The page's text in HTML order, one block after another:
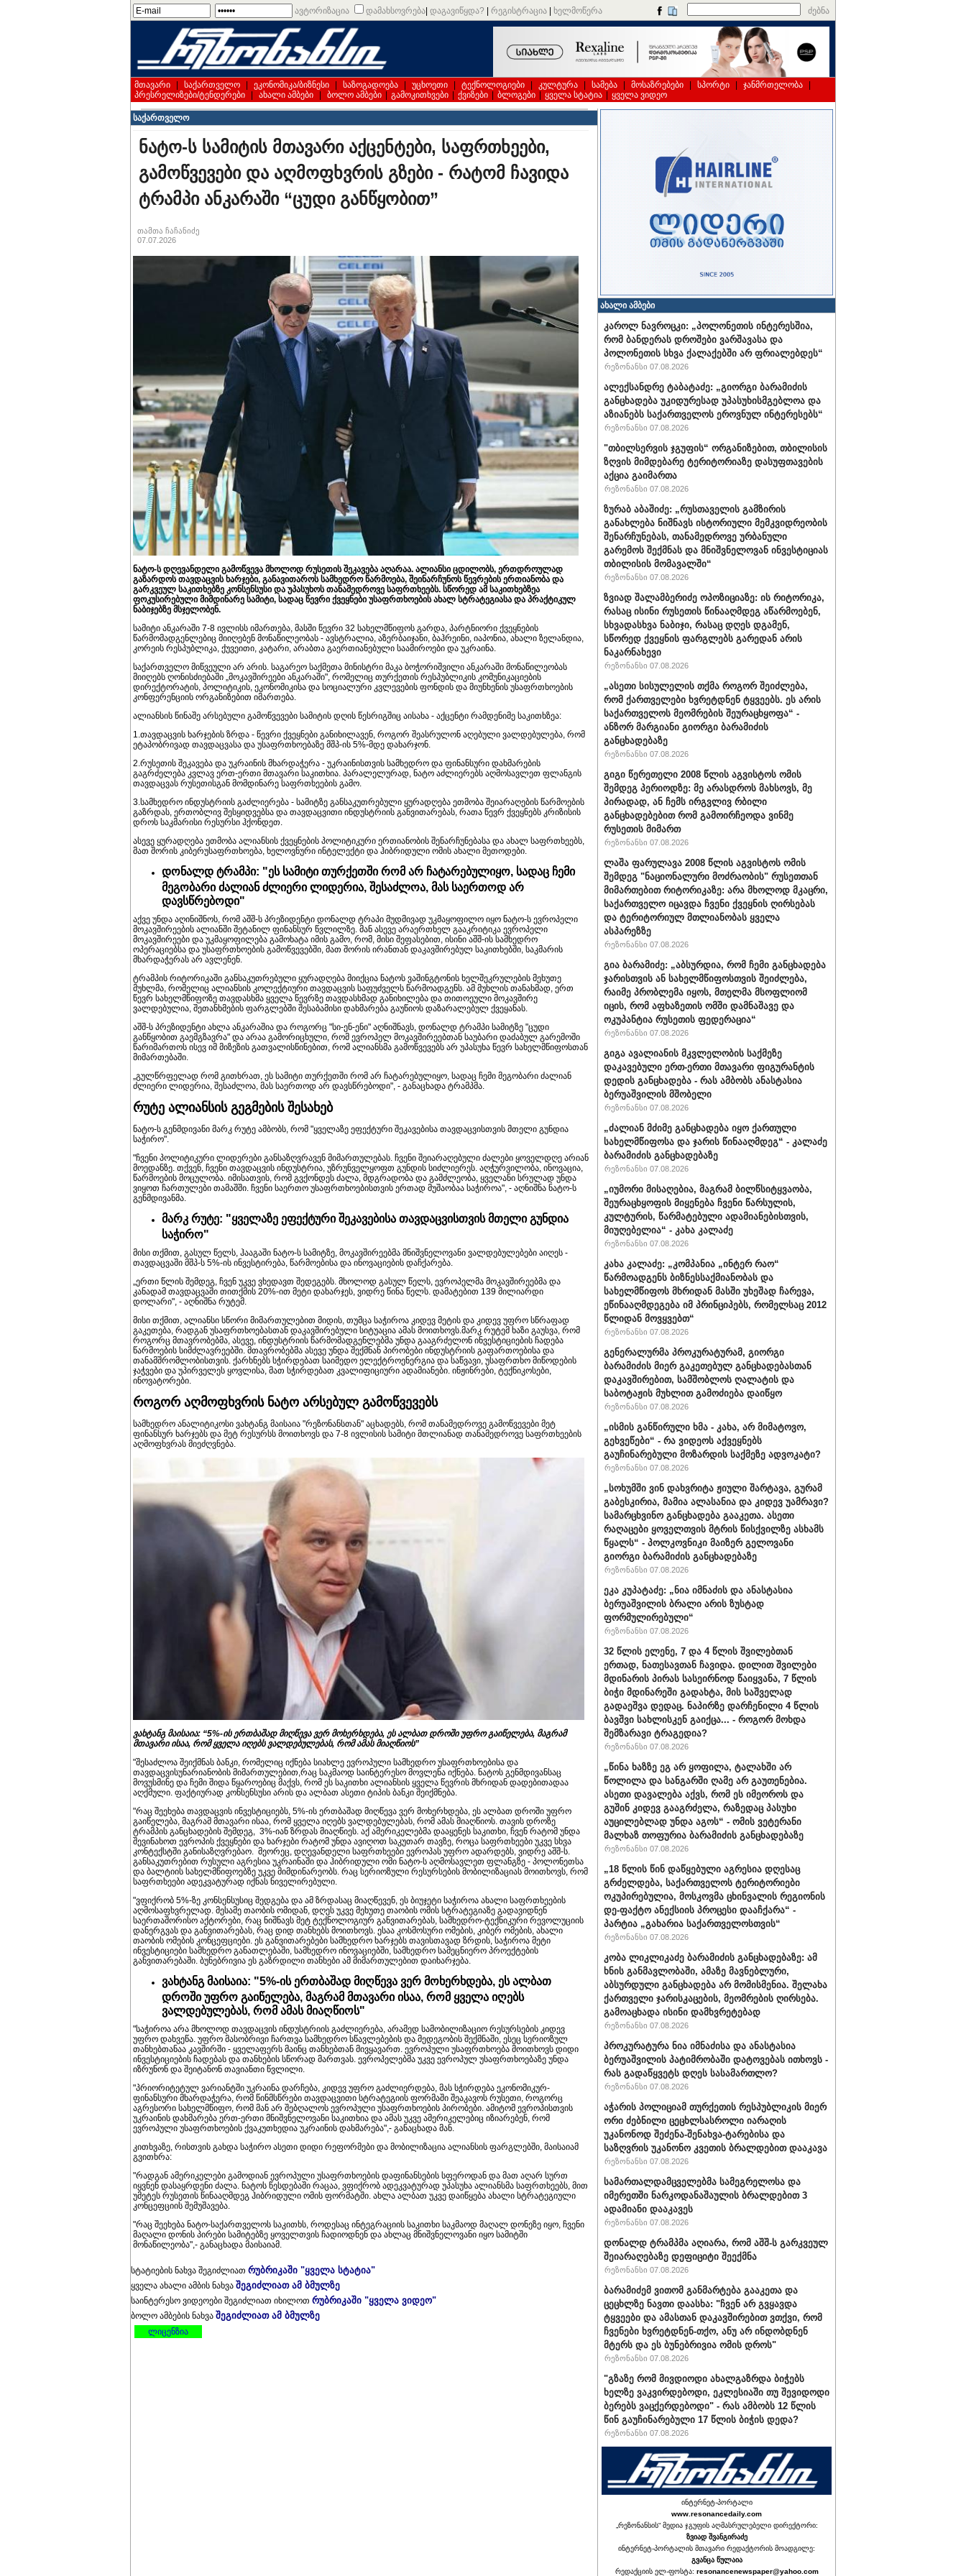
ავტორიზაცია დამახსოვრება დაგავიწყდა? რეგისტრაცია ხელმოწერა ძებნა
მთავარი საქართველო ეკონომიკა/ბიზნესი საზოგადოება უცხოეთი ტექნოლოგიები კულტურა სამება მოსაზრებები სპორტი ჯანმრთელობა
პრესრელიზები/ტენდერები
ახალი ამბები ბოლო ამბები გამოკითხვები ქვიზები ბლოგები ყველა სტატია ყველა ვიდეო
საქართველო
ნატო-ს სამიტის მთავარი აქცენტები, საფრთხეები,
გამოწვევები და აღმოფხვრის გზები - რატომ ჩავიდა
ტრამპი ანკარაში “ცუდი განწყობით”
თამთა ჩაჩანიძე
07.07.2026
ნატო-ს დღევანდელი გამოწვევა მხოლოდ რუსეთის შეკავება აღარაა. ალიანსი ცდილობს, ერთდროულად
გაზარდოს თავდაცვის ხარჯები, განავითაროს სამხედრო წარმოება, შეინარჩუნოს წევრების ერთიანობა და
გარკვეულ საკითხებზე კონსენსუსი და უპასუხოს თანამედროვე საფრთხეებს. სწორედ ამ საკითხებზეა
ფოკუსირებული მიმდინარე სამიტი, სადაც წევრი ქვეყნები უსაფრთხოების ახალ სტრატეგიასა და პრაქტიკულ
ნაბიჯებზე მსჯელობენ.
სამიტი ანკარაში 7-8 ივლისს იმართება, მასში წევრი 32 სახელმწიფოს გარდა, პარტნიორი ქვეყნების
წარმომადგენლებიც მიიღებენ მონაწილეობას - ავსტრალია, აზერბაიჯანი, ბაჰრეინი, იაპონია, ახალი ზელანდია,
კორეის რესპუბლიკა, ქუვეითი, კატარი, არაბთა გაერთიანებული საამიროები და უკრაინა.
საქართველო მიწვეული არ არის. საგარეო საქმეთა მინისტრი მაკა ბოჭორიშვილი ანკარაში მონაწილეობას
მიიღებს ღონისძიებაში „მოკავშირეები ანკარაში", რომელიც თურქეთის რესპუბლიკის კომუნიკაციების
დირექტორატის, პოლიტიკის, ეკონომიკისა და სოციალური კვლევების ფონდის და მიუნხენის უსაფრთხოების
კონფერენციის ორგანიზებით იმართება.
ალიანსის წინაშე არსებული გამოწვევები სამიტის დღის წესრიგშიც აისახა - აქცენტი რამდენიმე საკითხზეა:
1.თავდაცვის ხარჯების ზრდა - წევრი ქვეყნები განიხილავენ, როგორ შეასრულონ აღებული ვალდებულება, რომ
ეტაპობრივად თავდაცვასა და უსაფრთხოებაზე მშპ-ის 5%-მდე დახარჯონ.
2.რუსეთის შეკავება და უკრაინის მხარდაჭერა - უკრაინისთვის სამხედრო და ფინანსური დახმარების
გაგრძელება კვლავ ერთ-ერთი მთავარი საკითხია. პარალელურად, ნატო აძლიერებს აღმოსავლეთ ფლანგის
თავდაცვას რუსეთისგან მომდინარე საფრთხეების გამო.
3.სამხედრო ინდუსტრიის გაძლიერება - სამიტზე განსაკუთრებული ყურადღება ეთმობა შეიარაღების წარმოების
გაზრდას, ერთობლივ შესყიდვებსა და თავდაცვითი ინდუსტრიის განვითარებას, რათა წევრ ქვეყნებს კრიზისის
დროს საკმარისი რესურსი ჰქონდეთ.
ასევე ყურადღება ეთმობა ალიანსის ქვეყნების პოლიტიკური ერთიანობის შენარჩუნებასა და ახალ საფრთხეებს,
მათ შორის კიბერუსაფრთხოება, ხელოვნური ინტელექტი და ჰიბრიდული ომის ახალი მეთოდები.
დონალდ ტრამპი: "ეს სამიტი თურქეთში რომ არ ჩატარებულიყო, სადაც ჩემი
მეგობარი ძალიან ძლიერი ლიდერია, შესაძლოა, მას საერთოდ არ
დავსწრებოდი"
აქვე უნდა აღინიშნოს, რომ აშშ-ს პრეზიდენტი დონალდ ტრაპი მუდმივად უკმაყოფილო იყო ნატო-ს ევროპელი
მოკავშირეების ალიანში შეტანილ ფინანსურ წვლილზე. მან ასევე არაერთხელ გააკრიტიკა ევროპელი
მოკავშირეები და უკმაყოფილება გამოხატა იმის გამო, რომ, მისი შეფასებით, ისინი აშშ-ის სამხედრო
ოპერაციებსა და უსაფრთხოების გამოწვევებში, მათ შორის ირანთან დაკავშირებულ საკითხებში, საკმარის
მხარდაჭერას არ ავლენენ.
ტრამპის რიტორიკაში განსაკუთრებული ყურადღება მიიქცია ნატოს ვაშინგტონის ხელშეკრულების მეხუთე
მუხლმა, რომელიც ალიანსის კოლექტიური თავდაცვის საფუძველს წარმოადგენს. ამ მუხლის თანახმად, ერთ
წევრ სახელმწიფოზე თავდასხმა ყველა წევრზე თავდასხმად განიხილება და თითოეული მოკავშირე
ვალდებულია, შეთანხმების ფარგლებში შესაბამისი დახმარება გაუწიოს დაზარალებულ ქვეყანას.
აშშ-ს პრეზიდენტი ახლა ანკარაშია და როგორც "სი-ენ-ენი" აღნიშნავს, დონალდ ტრამპი სამიტზე "ცუდი
განწყობით გაემგზავრა" და არაა გამორიცხული, რომ ევროპელ მოკავშირეებთან საუბარი დაძაბულ გარემოში
წარიმართოს ისევ იმ მიზეზის გათვალისწინებით, რომ ალიანსმა გამოწვევებს არ უპასუხა წევრ სახელმწიფოსთან
მიმართებაში.
„გულწრფელად რომ გითხრათ, ეს სამიტი თურქეთში რომ არ ჩატარებულიყო, სადაც ჩემი მეგობარი ძალიან
ძლიერი ლიდერია, შესაძლოა, მას საერთოდ არ დავსწრებოდი", - განაცხადა ტრამპმა.
რუტე ალიანსის გეგმების შესახებ
ნატო-ს გენმდივანი მარკ რუტე ამბობს, რომ "ყველაზე ეფექტური შეკავებისა თავდაცვისთვის მთელი გუნდია
საჭირო".
"ჩვენი პოლიტიკური ლიდერები განსაზღვრავენ მიმართულებას. ჩვენი შეიარაღებული ძალები ყოველდღე არიან
მოედანზე. თქვენ, ჩვენი თავდაცვის ინდუსტრია, უზრუნველყოფთ გუნდის სიძლიერეს. აღჭურვილობა, ინოვაცია,
წარმოების მოცულობა. იმისათვის, რომ გვქონდეს ძალა, მდგრადობა და გამძლეობა, ყველანი სრულად უნდა
ვიყოთ ჩართულები თამაშში. ჩვენი საერთო უსაფრთხოებისთვის ერთად მუშაობაა საჭიროა", - აღნიშნა ნატო-ს
გენმდივანმა.
მარკ რუტე: "ყველაზე ეფექტური შეკავებისა თავდაცვისთვის მთელი გუნდია
საჭირო"
მისი თქმით, გასულ წელს, ჰააგაში ნატო-ს სამიტზე, მოკავშირეებმა მნიშვნელოვანი ვალდებულებები აიღეს -
თავდაცვაში მშპ-ს 5%-ის ინვესტირება, წარმოებისა და ინოვაციების დაჩქარება.
„ერთი წლის შემდეგ, ჩვენ უკვე ვხედავთ შედეგებს. მხოლოდ გასულ წელს, ევროპელმა მოკავშირეებმა და
კანადამ თავდაცვაში თითქმის 20%-ით მეტი დახარჯეს, ვიდრე წინა წელს. დამატებით 139 მილიარდი
დოლარი", - აღნიშნა რუტემ.
მისი თქმით, ალიანსი სწორი მიმართულებით მიდის, თუმცა საჭიროა კიდევ მეტის და კიდევ უფრო სწრაფად
გაკეთება, რადგან უსაფრთხოებასთან დაკავშირებული სიტუაცია ამას მოითხოვს.მარკ რუტემ ხაზი გაუსვა, რომ
როგორც მთავრობებმა, ასევე, ინდუსტრიის წარმომადგენლებმა უნდა გააგრძელონ ინვესტიციების ჩადება
წარმოების სიმძლავრეებში. მთავრობებმა ასევე უნდა შექმნან პირობები ინდუსტრიის გაფართოებისა და
თანამშრომლობისთვის. ქარხნებს სჭირდებათ საიმედო ელექტროენერგია და საწვავი, უსაფრთხო მიწოდების
ჯაჭვები და უპირველეს ყოვლისა, მათ სჭირდებათ კვალიფიციური ადამიანები. ინჟინრები, ტექნიკოსები,
ინოვატორები.
როგორ აღმოფხვრის ნატო არსებულ გამოწვევებს
სამხედრო ანალიტიკოსი ვახტანგ მაისაია "რეზონანსთან" აცხადებს, რომ თანამედროვე გამოწვევები მეტ
ფინანსურ ხარჯებს და მეტ რესურსს მოითხოვს და 7-8 ივლისის სამიტი მთლიანად თანამედროვე საფრთხეების
აღმოფხვრას მიეძღვნება.
ვახტანგ მაისაია: “5%-ის ერთბაშად მიღწევა ვერ მოხერხდება, ეს ალბათ დროში უფრო გაიწელება, მაგრამ
მთავარი ისაა, რომ ყველა იღებს ვალდებულებას, რომ ამას მიაღწიოს”
"შესაძლოა შეიქმნას ბანკი, რომელიც იქნება სიახლე ევროპული სამხედრო უსაფრთხოებისა და
თავდაცვისუნარიანობის მიმართულებით,რაც საკმაოდ საინტერესო მოვლენა იქნება. ნატოს გენმდივანსაც
მოვუსმინე და ჩემი შიდა წყაროებიც მაქვს, რომ ეს საკითხი ალიანსის ყველა წევრის მხრიდან დადებითადაა
აღქმული. ფაქტიურად კონსენსუსი არის და ალბათ ასეთი ტიპის ბანკი შეიქმნება.
"რაც შეეხება თავდაცვის ინვესტიციებს, 5%-ის ერთბაშად მიღწევა ვერ მოხერხდება, ეს ალბათ დროში უფრო
გაიწელება, მაგრამ მთავარი ისაა, რომ ყველა იღებს ვალდებულებას, რომ ამას მიაღწიოს. თავის დროზე
ტრამპის განცხადების შემდეგ, 3%-იან ზრდას მიაღწიეს. აქ ამერიკელებმა დააყენეს საკითხი, ჩვენ რატომ უნდა
შევინახოთ ევროპის ქვეყნები და ხარჯები რატომ უნდა ავიღოთ საკუთარ თავზე, როცა საფრთხეები უკვე სხვა
კონტექსტში განისაზღვრებაო. მეორეც, დღევანდელი საფრთხეები ევროპას უფრო ადარდებს, ვიდრე აშშ-ს.
განსაკუთრებით რუსული აგრესია უკრაინაში და ჰიბრიდული ომი ნატო-ს აღმოსავლეთ ფლანგზე - პოლონეთსა
და ბალტიის სახელმწიფოებზე უკვე მიმდინარეობს. რაც სერიოზული რესურსების მობილიზაციას მოითხოვს, რომ
საფრთხეები ადეკვატურად იქნას ნიველირებული.
"ვფიქრობ 5%-ზე კონსენსუსიც შედგება და ამ ზრდასაც მიაღწევენ, ეს ბიუჯეტი საჭიროა ახალი საფრთხეების
აღმოსაფხვრელად. მესამე თაობის ომიდან, დღეს უკვე მეხუთე თაობის ომის სტრატეგიაზე გადავიდნენ
საერთაშორისო აქტორები, რაც ნიშნავს მეტ ტექნოლოგიურ განვითარებას, სამხედრო-ტექნიკური რევოლუციის
დანერგვას და განვითარებას, რაც დიდ თანხებს მოითხოვს. ესაა კოსმოსური ომების, კიბერ ომების, ახალი
თაობის ომების კონცეფციები. ეს განვითარებები სამხედრო ხარჯებს თავისთავად ზრდის, საჭიროა მეტი
ინვესტიციები სამხედრო განათლებაში, სამხედრო ინოვაციებში, სამხედრო სამეცნიერო პროექტების
განვითარებაში. ბუნებრივია ეს გაზრდილი თანხები ამ მიმართულებით დაიხარჯება.
ვახტანგ მაისაია: "5%-ის ერთბაშად მიღწევა ვერ მოხერხდება, ეს ალბათ
დროში უფრო გაიწელება, მაგრამ მთავარი ისაა, რომ ყველა იღებს
ვალდებულებას, რომ ამას მიაღწიოს"
"საჭიროა არა მხოლოდ თავდაცვის ინდუსტრიის გაძლიერება, არამედ სამობილიზაციო რესურსების კიდევ
უფრო დახვეწა. უფრო მასობრივი ჩართვა სამხედრო სწავლებების და მედეგობის შექმნაში, ესეც სერიოზულ
თანხებთანაა კავშირში - ყველაფერს მაინც თანხებთან მივყავართ. ევროპული უსაფრთხოება მოითხოვს დიდი
ინვესტიციების ჩადებას და თანხების სწორად მართვას. ევროპელებმა უკვე ევროპულ უსაფრთხოებაზე უნდა
იზრუნონ და შეიტანონ თავიანთი წვლილი.
"პრიორიტეტულ ვარიანტში უკრაინა დარჩება, კიდევ უფრო გაძლიერდება, მას სჭირდება ეკონომიკურ-
ფინანსური მხარდაჭერა, რომ წინმსწრები თავდაცვითი სტრატეგიის ფორმაში შეაკავოს რუსეთი, როგორც
აგრესორი სახელმწიფო, რომ მან არ შებღალოს ევროპული უსაფრთხოების პირობები. ამიტომ ევროპისთვის
უკრაინის დახმარება ერთ-ერთი მნიშვნელოვანი საკითხია და ამას უკვე ამერიკელებიც იზიარებენ, რომ
ევროპული უსაფრთხოების ქვაკუთხედია უკრაინის დახმარება",- განაცხადა მან.
კითხვაზე, რისთვის გახდა საჭირო ასეთი დიდი რეფორმები და მობილიზაცია ალიანსის ფარგლებში, მაისაიამ
გვითხრა:
"რადგან ამერიკელები გამოდიან ევროპული უსაფრთხოების დაფინანსების სფეროდან და მათ აღარ სურთ
იყვნენ დასაყრდენი ძალა. ნატოს წესდებაში რაცაა, ვფიქრობ ადეკვატურად უპასუხა ალიანსმა საფრთხეებს, მით
უმეტეს რუსეთის წინააღმდეგ ჰიბრიდული ომის ფორმატში. ახლა ალბათ უკვე დაიწყება ახალი სტრატეგიული
კონცეფციის შემუშავება.
"რაც შეეხება ნატო-საქართველოს საკითხს, როდესაც ინტეგრაციის საკითხი საკმაოდ მაღალ დონეზე იყო, ჩვენი
მაღალი დონის პირები სამიტებზე ყოველთვის ჩადიოდნენ და ახლაც მნიშვნელოვანი იყო სამიტში
მონაწილეობა",- განაცხადა მაისაიამ.
სტატიების ნახვა შეგიძლიათ რუბრიკაში "ყველა სტატია"
ყველა ახალი ამბის ნახვა შეგიძლიათ ამ ბმულზე
საინტერესო ვიდეოები შეგიძლიათ იხილოთ რუბრიკაში "ყველა ვიდეო"
ბოლო ამბების ნახვა შეგიძლიათ ამ ბმულზე
ლიცენზია
ახალი ამბები
კაროლ ნავროცკი: „პოლონეთის ინტერესშია,
რომ ბანდერას დროშები ვარშავასა და
პოლონეთის სხვა ქალაქებში არ ფრიალებდეს“
რეზონანსი 07.08.2026
ალექსანდრე ტაბატაძე: „გიორგი ბარამიძის
განცხადება უკიდურესად უპასუხისმგებლოა და
აზიანებს საქართველოს ეროვნულ ინტერესებს“
რეზონანსი 07.08.2026
"თბილსერვის ჯგუფის“ ორგანიზებით, თბილისის
ზღვის მიმდებარე ტერიტორიაზე დასუფთავების
აქცია გაიმართა
რეზონანსი 07.08.2026
ზურაბ აბაშიძე: „რუსთაველის გამზირის
განახლება ნიშნავს ისტორიული მემკვიდრეობის
შენარჩუნებას, თანამედროვე ურბანული
გარემოს შექმნას და მნიშვნელოვან ინვესტიციას
თბილისის მომავალში“
რეზონანსი 07.08.2026
ზვიად შალამბერიძე ოპოზიციაზე: ის რიტორიკა,
რასაც ისინი რუსეთის წინააღმდეგ აწარმოებენ,
სხვადასხვა ნაბიჯი, რასაც დღეს დგამენ,
სწორედ ქვეყნის ფარგლებს გარედან არის
ნაკარნახევი
რეზონანსი 07.08.2026
„ასეთი სისულელის თქმა როგორ შეიძლება,
რომ ქართველები ხვრეტდნენ ტყვეებს. ეს არის
საქართველოს მეომრების შეურაცხყოფა“ -
ანზორ მარგიანი გიორგი ბარამიძის
განცხადებაზე
რეზონანსი 07.08.2026
გიგი წერეთელი 2008 წლის აგვისტოს ომის
შემდეგ პერიოდზე: მე არასდროს მახსოვს, მე
პირადად, ან ჩემს ირგვლივ რბილი
განცხადებებით რომ გამოირჩეოდა ვინმე
რუსეთის მიმართ
რეზონანსი 07.08.2026
ლაშა ფარულავა 2008 წლის აგვისტოს ომის
შემდეგ "ნაციონალური მოძრაობის" რუსეთთან
მიმართებით რიტორიკაზე: არა მხოლოდ მკაცრი,
საქართველო იცავდა ჩვენი ქვეყნის ღირსებას
და ტერიტორიულ მთლიანობას ყველა
ასპარეზზე
რეზონანსი 07.08.2026
გია ბარამიძე: „აბსურდია, რომ ჩემი განცხადება
ჯარისთვის ან სახელმწიფოსთვის შეიძლება,
რაიმე პრობლემა იყოს, მთელმა მსოფლიომ
იცის, რომ აფხაზეთის ომში დამნაშავე და
ოკუპანტია რუსეთის ფედერაცია“
რეზონანსი 07.08.2026
გიგა ავალიანის მკვლელობის საქმეზე
დაკავებული ერთ-ერთი მთავარი ფიგურანტის
დედის განცხადება - რას ამბობს ანასტასია
ბერუაშვილის მშობელი
რეზონანსი 07.08.2026
„ძალიან მძიმე განცხადება იყო ქართული
სახელმწიფოსა და ჯარის წინააღმდეგ“ - კალაძე
ბარამიძის განცხადებაზე
რეზონანსი 07.08.2026
„იუმორი მისაღებია, მაგრამ ბილწსიტყვაობა,
შეურაცხყოფის მიყენება ჩვენი წარსულის,
კულტურის, წარმატებული ადამიანებისთვის,
მიუღებელია“ - კახა კალაძე
რეზონანსი 07.08.2026
კახა კალაძე: „კომპანია „ინტერ რაო“
წარმოადგენს ბიზნესსაქმიანობას და
სახელმწიფოს მხრიდან მასში უხეშად ჩარევა,
ეწინააღმდეგება იმ პრინციპებს, რომელსაც 2012
წლიდან მოვყვებთ“
რეზონანსი 07.08.2026
გენერალურმა პროკურატურამ, გიორგი
ბარამიძის მიერ გაკეთებულ განცხადებასთან
დაკავშირებით, სამშობლოს ღალატის და
საბოტაჟის მუხლით გამოძიება დაიწყო
რეზონანსი 07.08.2026
„ისმის განწირული ხმა - კახა, არ მიმატოვო,
გეხვეწები“ - რა ვიდეოს აქვეყნებს
გაუჩინარებული მოზარდის საქმეზე ადვოკატი?
რეზონანსი 07.08.2026
„სოხუმში ვინ დახვრიტა ჟიული შარტავა, გურამ
გაბესკირია, მამია ალასანია და კიდევ უამრავი?
სამარცხვინო განცხადება გააკეთა. ასეთი
რაღაცები ყოველთვის მტრის წისქვილზე ასხამს
წყალს“ - პოლკოვნიკი მაიზერ გელოვანი
გიორგი ბარამიძის განცხადებაზე
რეზონანსი 07.08.2026
ეკა კუპატაძე: „ნია იმნაძის და ანასტასია
ბერუაშვილის ბრალი არის ზუსტად
ფორმულირებული“
რეზონანსი 07.08.2026
32 წლის ელენე, 7 და 4 წლის შვილებთან
ერთად, ნათესავთან ჩავიდა. დილით შვილები
მდინარის პირას სასეირნოდ წაიყვანა, 7 წლის
ბიჭი მდინარეში გადახტა, მის საშველად
გადაეშვა დედაც. ნაპირზე დარჩენილი 4 წლის
ბავშვი სახლისკენ გაიქცა... - როგორ მოხდა
შემზარავი ტრაგედია?
რეზონანსი 07.08.2026
„წინა ხაზზე ეგ არ ყოფილა, ტალახში არ
წოლილა და სანგარში ღამე არ გაუთენებია.
ასეთი დავალება აქვს, რომ ეს იმეოროს და
გუშინ კიდევ გააგრძელა, რაზედაც პასუხი
აუცილებლად უნდა აგოს“ - ომის ვეტერანი
მალხაზ თოფურია ბარამიძის განცხადებაზე
რეზონანსი 07.08.2026
„18 წლის წინ დაწყებული აგრესია დღესაც
გრძელდება, საქართველოს ტერიტორიები
ოკუპირებულია, მოსკოვმა ცხინვალის რეგიონის
დე-ფაქტო ანექსიის პროცესი დააჩქარა“ -
პარტია „გახარია საქართველოსთვის“
რეზონანსი 07.08.2026
კობა ლიკლიკაძე ბარამიძის განცხადებაზე: ამ
ხნის განმავლობაში, ამაზე მავნებლური,
აბსურდული განცხადება არ მომისმენია. შელახა
ქართველი ჯარისკაცების, მეომრების ღირსება.
გამოაცხადა ისინი დამხვრეტებად
რეზონანსი 07.08.2026
პროკურატურა ნია იმნაძისა და ანასტასია
ბერუაშვილის პატიმრობაში დატოვებას ითხოვს -
რას გადაწყვეტს დღეს სასამართლო?
რეზონანსი 07.08.2026
აჭარის პოლიციამ თურქეთის რესპუბლიკის მიერ
ორი ძებნილი ცეცხლსასროლი იარაღის
უკანონოდ შეძენა-შენახვა-ტარებისა და
საზღვრის უკანონო კვეთის ბრალდებით დააკავა
რეზონანსი 07.08.2026
სამართალდამცველებმა სამეგრელოსა და
იმერეთში ნარკოდანაშაულის ბრალდებით 3
ადამიანი დააკავეს
რეზონანსი 07.08.2026
დონალდ ტრამპმა აღიარა, რომ აშშ-ს გარკვეულ
შეიარაღებაზე დეფიციტი შეექმნა
რეზონანსი 07.08.2026
ბარამიძემ ვითომ განმარტება გააკეთა და
ცეცხლზე ნავთი დაასხა: "ჩვენ არ გვყავდა
ტყვეები და ამასთან დაკავშირებით ვთქვი, რომ
ჩვენები ხვრეტდნენ-თქო, ანუ არ ინდობდნენ
მტერს და ეს ბუნებრივია ომის დროს"
რეზონანსი 07.08.2026
"გზაზე რომ მივდიოდი ახალგაზრდა ბიჭებს
ხელზე ვაკვირდებოდი, ეკლესიაში თუ შევიდოდი
ბერებს ვაცქერდებოდი" - რას ამბობს 12 წლის
წინ გაუჩინარებული 17 წლის ბიჭის დედა?
რეზონანსი 07.08.2026
ინტერნეტ-პორტალი
www.resonancedaily.com
„რეზონანსის“ მედია ჯგუფის აღმასრულებელი დირექტორი:
ზვიად შვანგირაძე
ინტერნეტ-პორტალის მთავარი რედაქტორის მოადგილე:
გვანცა წულაია
რედაქციის ელ-ფოსტა: resonancenewspaper@yahoo.com